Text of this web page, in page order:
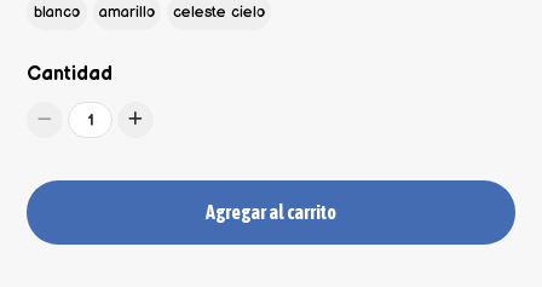
blanco amarillo celeste cielo
Cantidad
1
Agregar al carrito